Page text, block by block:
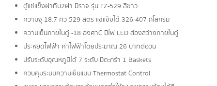
ตู้แช่แข็งฝาทึบ2ฝา มิราจ รุ่น FZ-529 สีขาว
ความจุ 18.7 คิว 529 ลิตร แช่แข็งได้ 326-407 กิโลกรัม
ความเย็นภายในตู้ -18 องศาC มีไฟ LED ส่องสว่างภายในตู้
ประหยัดไฟฟ้า ค่าไฟฟ้าโดยประมาณ 26 บาทต่อวัน
ปรับระดับอุณหภูมิได้ 7 ระดับ มีตะกร้า 1 Baskets
ควบคุมระบบความเย็นแบบ Thermostat Control